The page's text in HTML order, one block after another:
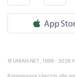
© UNIAN.NET, 1998 - 2026
Копіювання текстів або